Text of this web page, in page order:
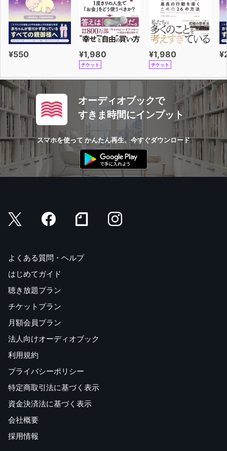
¥550 ¥1,980
チケット
¥1,980
チケット
オーディオブックで
すきま時間にインプット
スマホを使って かんたん再生、今すぐダウンロード
よくある質問・ヘルプ
はじめてガイド
聴き放題プラン
チケットプラン
月額会員プラン
法人向けオーディオブック
利用規約
プライバシーポリシー
特定商取引法に基づく表示
資金決済法に基づく表示
会社概要
採用情報